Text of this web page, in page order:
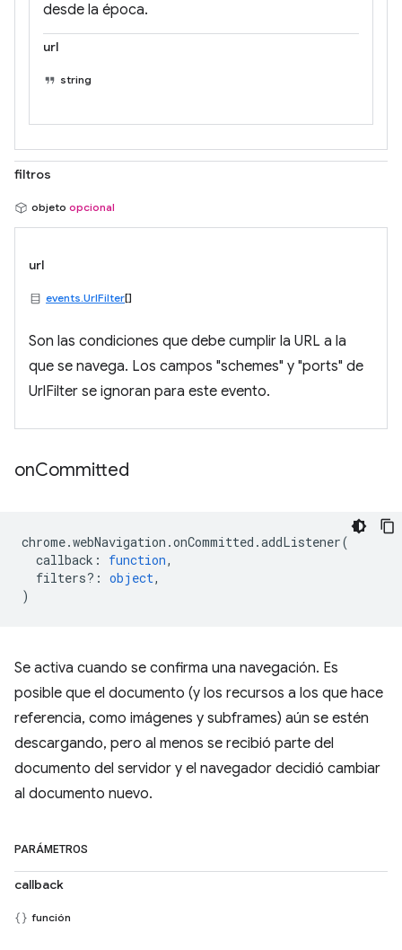
desde la época.
url
string
filtros
objeto opcional
url
events.UrlFilter[]
Son las condiciones que debe cumplir la URL a la
que se navega. Los campos "schemes" y "ports" de
UrlFilter se ignoran para este evento.
onCommitted
chrome.webNavigation .onCommitted .addListener(
callback : function,
filters? : object,
)
Se activa cuando se confirma una navegación. Es
posible que el documento (y los recursos a los que hace
referencia, como imágenes y subframes) aún se estén
descargando, pero al menos se recibió parte del
documento del servidor y el navegador decidió cambiar
al documento nuevo.
PARÁMETROS
callback
función